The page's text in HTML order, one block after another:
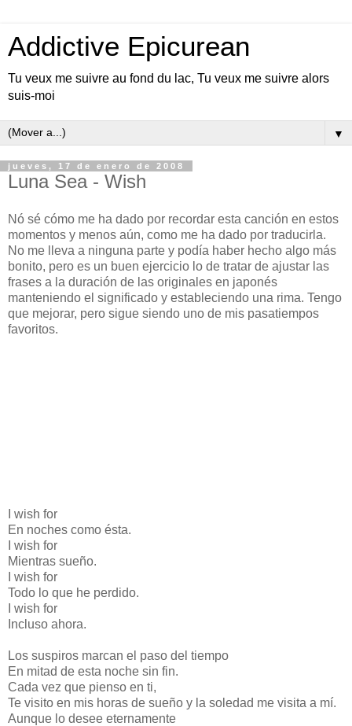
Addictive Epicurean
Tu veux me suivre au fond du lac, Tu veux me suivre alors
suis-moi
▼
jueves, 17 de enero de 2008
Luna Sea - Wish
Nó sé cómo me ha dado por recordar esta canción en estos
momentos y menos aún, como me ha dado por traducirla.
No me lleva a ninguna parte y podía haber hecho algo más
bonito, pero es un buen ejercicio lo de tratar de ajustar las
frases a la duración de las originales en japonés
manteniendo el significado y estableciendo una rima. Tengo
que mejorar, pero sigue siendo uno de mis pasatiempos
favoritos.
I wish for
En noches como ésta.
I wish for
Mientras sueño.
I wish for
Todo lo que he perdido.
I wish for
Incluso ahora.
Los suspiros marcan el paso del tiempo
En mitad de esta noche sin fin.
Cada vez que pienso en ti,
Te visito en mis horas de sueño y la soledad me visita a mí.
Aunque lo desee eternamente